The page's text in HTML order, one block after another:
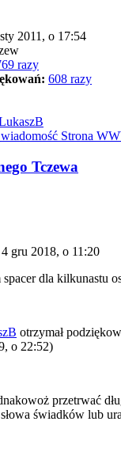
2011, o 17:54
razy
608 razy
Strona
Tczewa
4 gru 2018, o 11:20
dla kilkunastu
otrzymał
o 22:52)
przetrwać
świadków lub